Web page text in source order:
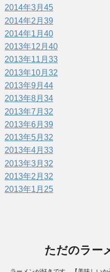
2014年3月 45
2014年2月 39
2014年1月 40
2013年12月 40
2013年11月 33
2013年10月 32
2013年9月 44
2013年8月 34
2013年7月 32
2013年6月 39
2013年5月 32
2013年4月 33
2013年3月 32
2013年2月 32
2013年1月 25
ただのラー